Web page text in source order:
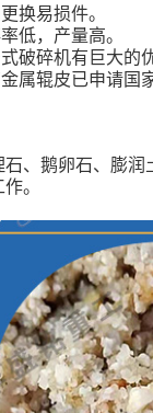
换易损件。
低，产量高。
破碎机有巨大的
属辊皮已申请
、鹅卵石、膨
。